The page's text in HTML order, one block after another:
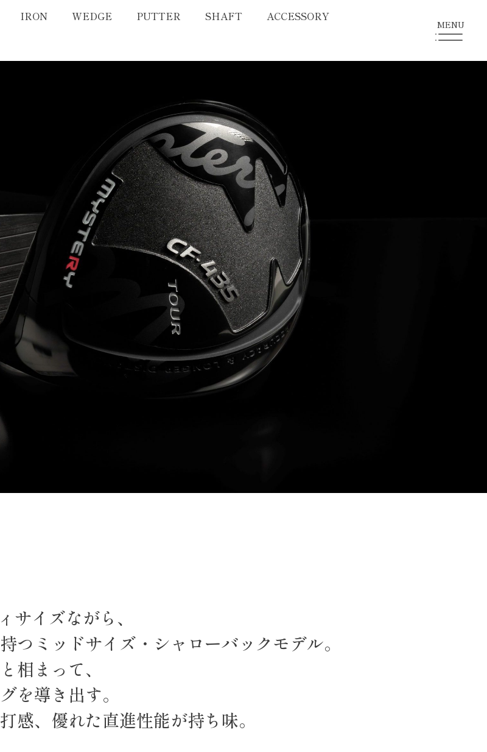
IRON WEDGE PUTTER SHAFT ACCESSORY
イズながら、
つミッドサイズ・シャローバックモデル。
相まって、
を導き出す。
感、優れた直進性能が持ち味。